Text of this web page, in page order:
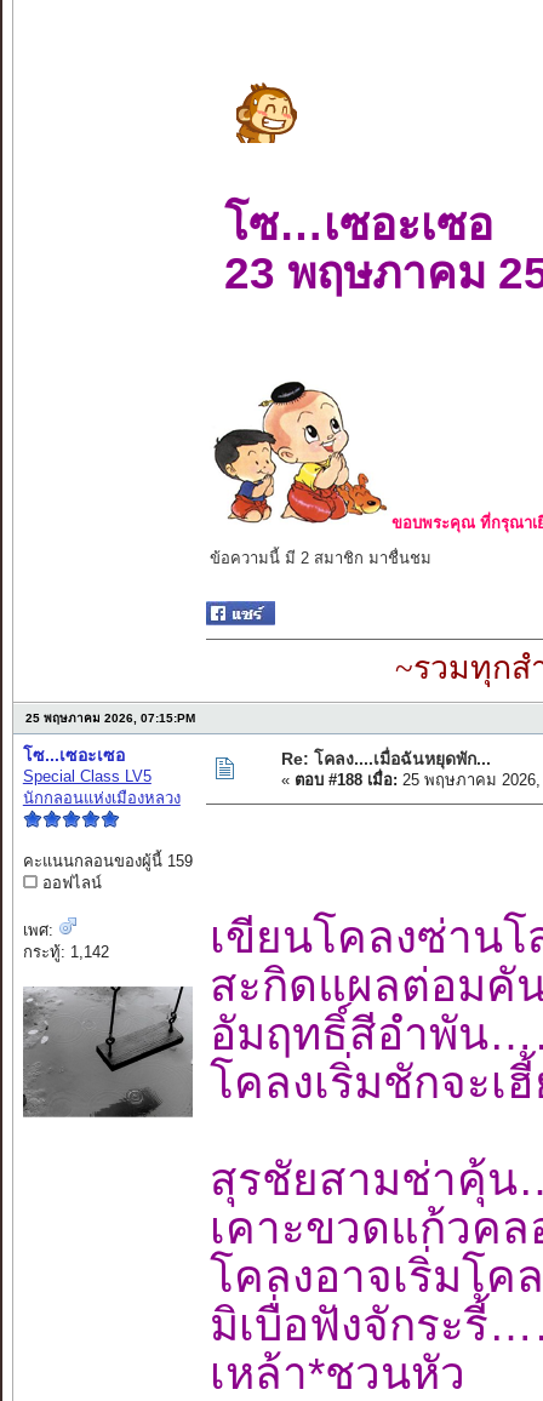
โซ…เซอะเซอ
23 พฤษภาคม
ขอบพระคุณ ที่กรุณาเ
ข้อความนี้ มี 2 สมาชิก มาชื่นชม
~รวมทุกส
25 พฤษภาคม 2026, 07:15:PM
โซ...เซอะเซอ
Special Class LV5
นักกลอนแห่งเมืองหลวง
คะแนนกลอนของผู้นี้ 159
ออฟไลน์
เพศ:
กระทู้: 1,142
Re: โคลง....เมื่อฉันหยุดพัก...
« ตอบ #188 เมื่อ: 25 พฤษภาคม 2026,
เขียนโคลงซ่าน
สะกิดแผลต่อม
อัมฤทธิ์สีอำพั
โคลงเริ่มชักจะ
สุรชัยสามช่าคุ้
เคาะขวดแก้วค
โคลงอาจเริ่มโ
มิเบื่อฟังจักระ
เหล้า*ชวนหัว